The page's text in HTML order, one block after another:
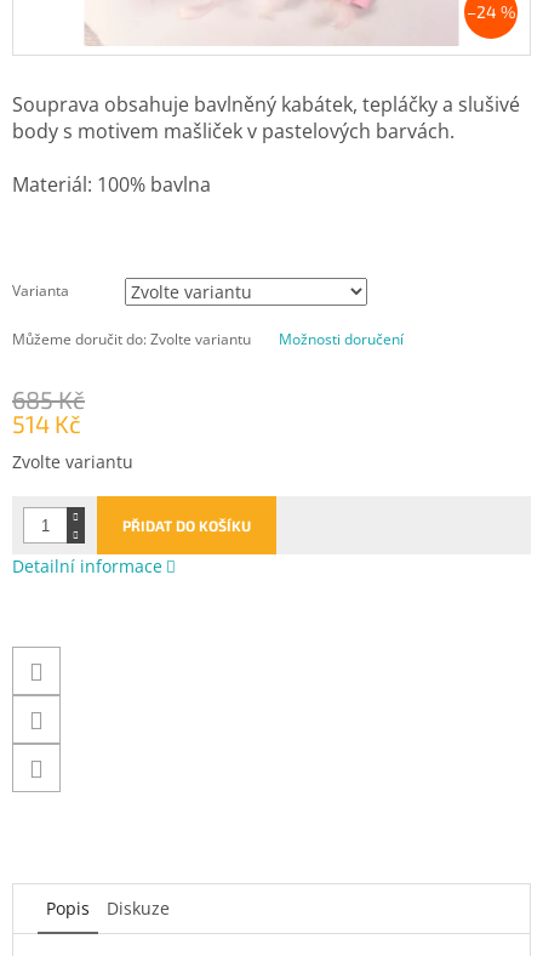
–24 %
685 Kč
514 Kč
Měrná
Zvolte variantu
Varianta
Můžeme doručit do:Zvolte variantu Možnosti doručení
PŘIDAT DO KOŠÍKU
Souprava obsahuje bavlněný kabátek, tepláčky a slušivé
body s motivem mašliček v pastelových barvách.
Materiál: 100% bavlna
Detailní informace
Popis Diskuze